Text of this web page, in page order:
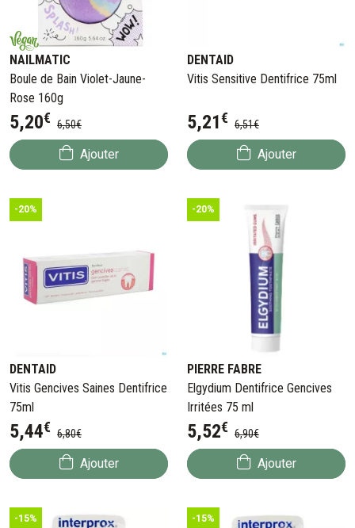
NAILMATIC
Boule de Bain Violet-Jaune-
Rose 160g
5,20€ 6,50€
Ajouter
DENTAID
Vitis Sensitive Dentifrice 75ml
5,21€ 6,51€
Ajouter
-20%
DENTAID
Vitis Gencives Saines Dentifrice
75ml
5,44€ 6,80€
Ajouter
-20%
PIERRE FABRE
Elgydium Dentifrice Gencives
Irritées 75 ml
5,52€ 6,90€
Ajouter
-15% -15%